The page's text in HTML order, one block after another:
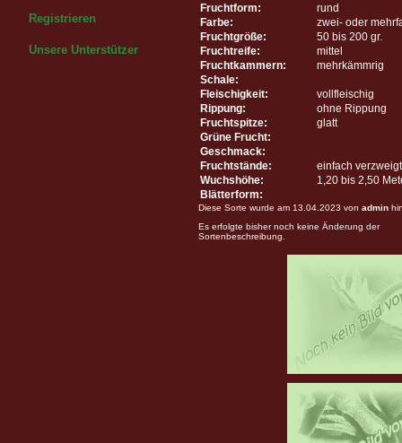
Registrieren
Unsere Unterstützer
Fruchtform:
rund
Farbe:
zwei- oder
Fruchtgröße:
50 bis 200 gr.
Fruchtreife:
mittel
Fruchtkammern:
mehrkämmrig
Schale:
Fleischigkeit:
vollfleischig
Rippung:
ohne Rippung
Fruchtspitze:
glatt
Grüne Frucht:
Geschmack:
Fruchtstände:
einfach verzweigt
Wuchshöhe:
1,20 bis 2,50
Blätterform:
Diese Sorte wurde am 13.04.2023 von admin
Es erfolgte bisher noch keine Änderung der
Sortenbeschreibung.